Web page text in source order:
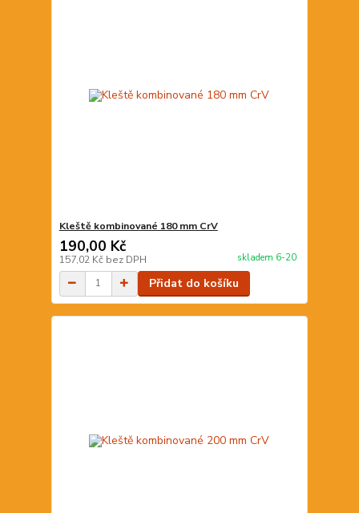
Kleště kombinované 180 mm CrV
190,00 Kč
157,02 Kč bez DPH skladem 6-20
Přidat do košíku